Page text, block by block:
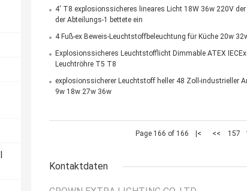
4' T8 explosionssicheres lineares Licht 18W 36w 220V der
der Abteilungs-1 bettete ein
4 Fuß-ex Beweis-Leuchtstoffbeleuchtung für Küche 20w
Explosionssicheres Leuchtstofflicht Dimmable ATEX
Leuchtröhre T5 T8
explosionssicherer Leuchtstoff heller 48 Zoll-industrieller
9w 18w 27w 36w
Page 166 of 166 |< << 157
Kontaktdaten